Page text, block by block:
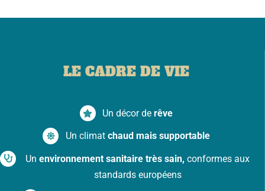
LE CADRE DE VIE
Un décor derêve
Un climat chaud mais supportable
Un environnement sanitaire très sain, conformes aux
standards européens